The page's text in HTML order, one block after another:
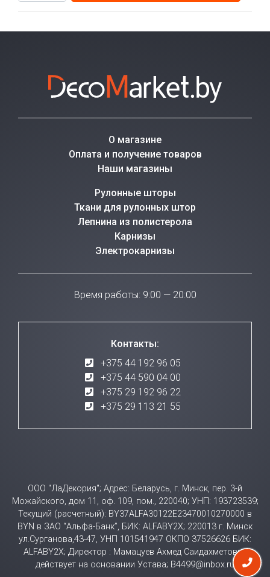
О магазине
Оплата и получение товаров
Наши магазины
Рулонные шторы
Ткани для рулонных штор
Лепнина из полистерола
Карнизы
Электрокарнизы
Время работы: 9:00 — 20:00
Контакты:
+375 44 192 96 05
+375 44 590 04 00
+375 29 192 96 22
+375 29 113 21 55
ООО "ЛаДекория"; Адрес: Беларусь, г. Минск, пер. 3-й
Можайского, дом 11, оф. 109, пом., 220040; УНП: 193723539;
Текущий (расчетный): BY37ALFA30122E23470010270000 в
BYN в ЗАО “Альфа-Банк”, БИК: ALFABY2X; 220013 г. Минск
ул.Сурганова,43-47, УНП 101541947 ОКПО 37526626 БИК:
ALFABY2X; Директор : Мамацуев Ахмед Саидахметович
действует на основании Устава; B4499@inbox.ru